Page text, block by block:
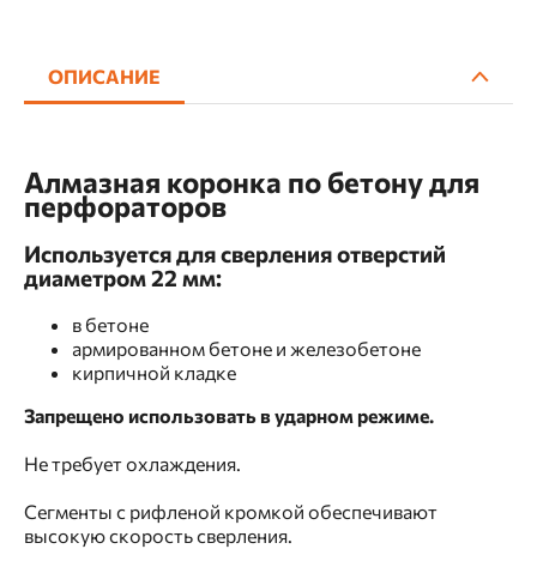
ОПИСАНИЕ
Алмазная коронка по бетону для
перфораторов
Используется для сверления отверстий
диаметром 22 мм:
в бетоне
армированном бетоне и железобетоне
кирпичной кладке
Запрещено использовать в ударном режиме.
Не требует охлаждения.
Сегменты с рифленой кромкой обеспечивают
высокую скорость сверления.